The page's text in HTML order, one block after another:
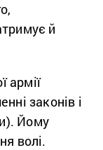
й
армії
законів і
Йому
волі.